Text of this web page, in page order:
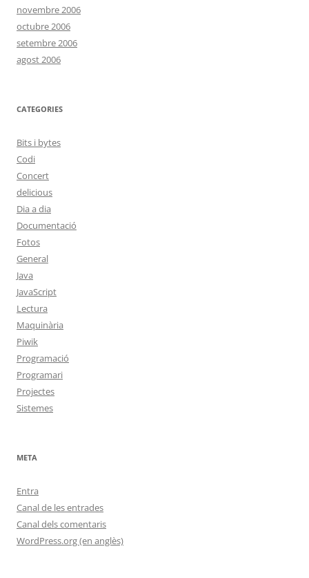
novembre 2006
octubre 2006
setembre 2006
agost 2006
CATEGORIES
Bits i bytes
Codi
Concert
delicious
Dia a dia
Documentació
Fotos
General
Java
JavaScript
Lectura
Maquinària
Piwik
Programació
Programari
Projectes
Sistemes
META
Entra
Canal de les entrades
Canal dels comentaris
WordPress.org (en anglès)